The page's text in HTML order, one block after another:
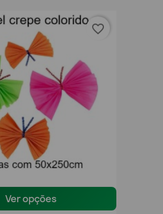
Ver opções
favorite_border